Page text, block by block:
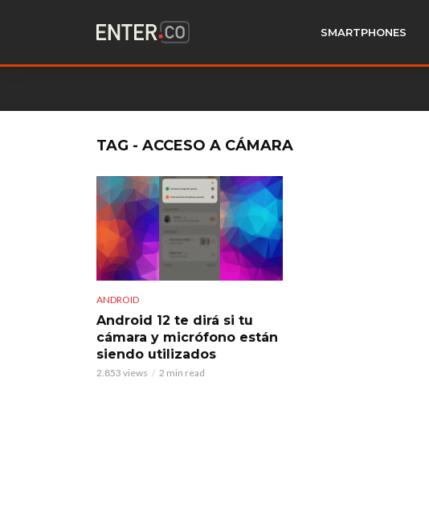
SMARTPHONES
TAG - ACCESO A CÁMARA
ANDROID
Android 12 te dirá si tu
cámara y micrófono están
siendo utilizados
2.853 views 2 min read